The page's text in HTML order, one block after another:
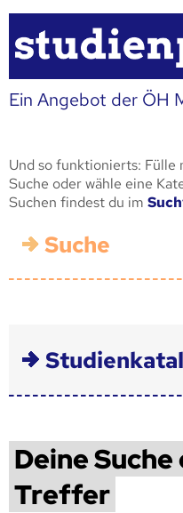
Ein Angebot der ÖH
Und so funktionierts: Fülle
Suche oder wähle eine
Suchen findest du im
Suche
Deine
Treffer